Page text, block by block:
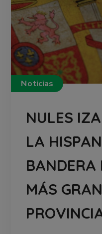
Noticias
NULES
LA
BANDERA
MÁS